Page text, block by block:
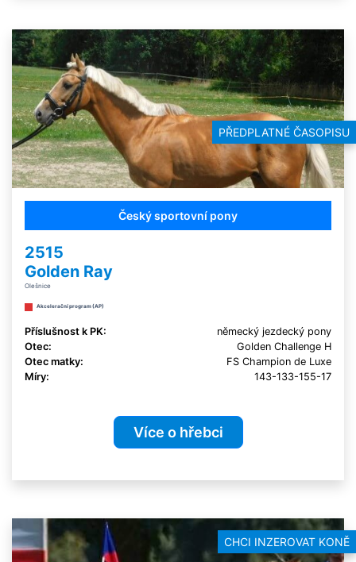
PŘEDPLATNÉ ČASOPISU
CHCI INZEROVAT KONĚ
Český sportovní pony
2515
Golden Ray
Olešnice
Akcelerační program (AP)
Příslušnost k PK:
německý jezdecký pony
Otec:
Golden Challenge H
Otec matky:
FS Champion de Luxe
Míry:
143-133-155-17
Více o hřebci